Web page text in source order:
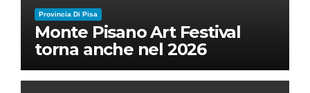
Provincia Di Pisa
Monte Pisano Art Festival
torna anche nel 2026